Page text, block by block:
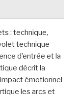
: technique,
technique
d’entrée et la
décrit la
émotionnel
les arcs et